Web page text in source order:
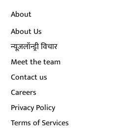
About
About Us
न्यूज़लॉन्ड्री विचार
Meet the team
Contact us
Careers
Privacy Policy
Terms of Services